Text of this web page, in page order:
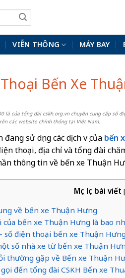
VIỄN THÔNG MÁY BAY
Bến Xe
là của tổng đài cskh.org.vn chuyên cung cấp số
các website chính thống tại Việt Nam.
sử dụng các dịch vụ của bến
thoại, địa chỉ và tổng đài
thông tin về bến xe Thuận
Mục lục bài viết [
về bến xe Thuận Hưng
của bến xe Thuận Hưng là bao
số điện thoại bến xe Thuận Hưng
số nhà xe từ bến xe Thuận
thường gặp về Bến xe Thuận
gọi đến tổng đài CSKH Bến xe